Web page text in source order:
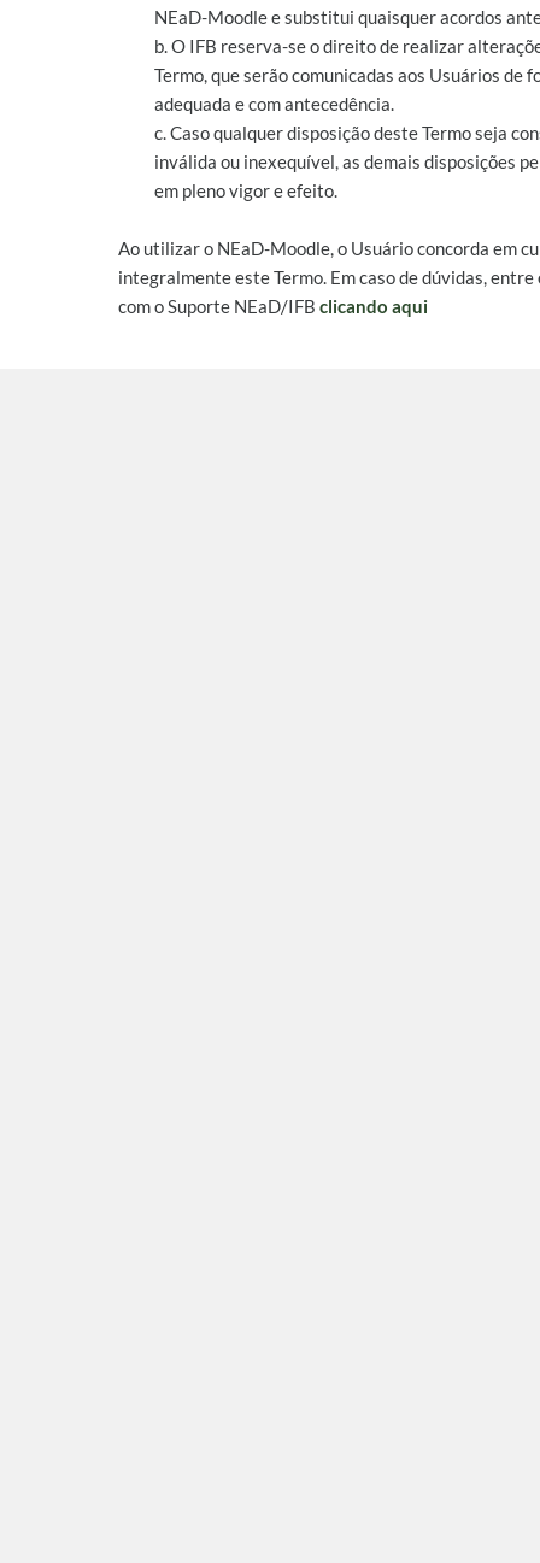
NEaD-Moodle e substitui quaisquer acordos
b. O IFB reserva-se o direito de realizar
Termo, que serão comunicadas aos Usuários de
adequada e com antecedência.
c. Caso qualquer disposição deste Termo seja
inválida ou inexequível, as demais disposições
em pleno vigor e efeito.
Ao utilizar o NEaD-Moodle, o Usuário concorda em
integralmente este Termo. Em caso de dúvidas,
com o Suporte NEaD/IFB clicando aqui